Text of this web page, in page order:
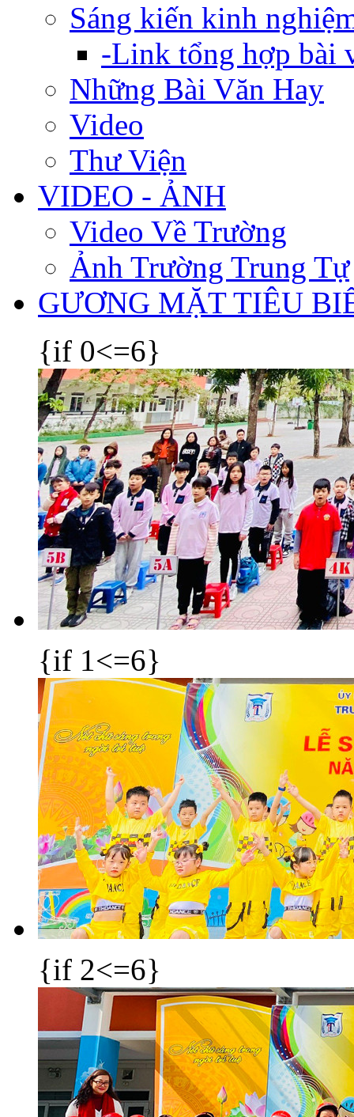
Sáng kiến kinh
-Link tổng hợp bài
Những Bài Văn Hay
Video
Thư Viện
VIDEO - ẢNH
Video Về Trường
Ảnh Trường Trung Tự
GƯƠNG MẶT TIÊU
{if 0<=6}
{if 1<=6}
{if 2<=6}